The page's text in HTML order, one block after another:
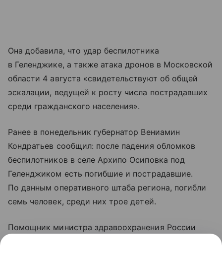
Она добавила, что удар беспилотника
в Геленджике, а также атака дронов в Московской
области 4 августа «свидетельствуют об общей
эскалации, ведущей к росту числа пострадавших
среди гражданского населения».
Ранее в понедельник губернатор Вениамин
Кондратьев сообщил: после падения обломков
беспилотников в селе Архипо Осиповка под
Геленджиком есть погибшие и пострадавшие.
По данным оперативного штаба региона, погибли
семь человек, среди них трое детей.
Помощник министра здравоохранения России